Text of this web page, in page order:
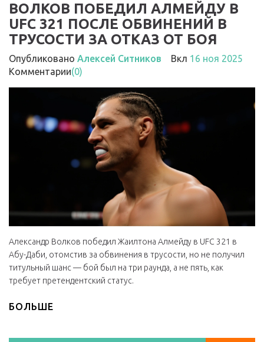
ВОЛКОВ ПОБЕДИЛ АЛМЕЙДУ В
UFC 321 ПОСЛЕ ОБВИНЕНИЙ В
ТРУСОСТИ ЗА ОТКАЗ ОТ БОЯ
Опубликовано Алексей Ситников Вкл 16 ноя 2025
Комментарии(0)
Александр Волков победил Жаилтона Алмейду в UFC 321 в
Абу-Даби, отомстив за обвинения в трусости, но не получил
титульный шанс — бой был на три раунда, а не пять, как
требует претендентский статус.
БОЛЬШЕ